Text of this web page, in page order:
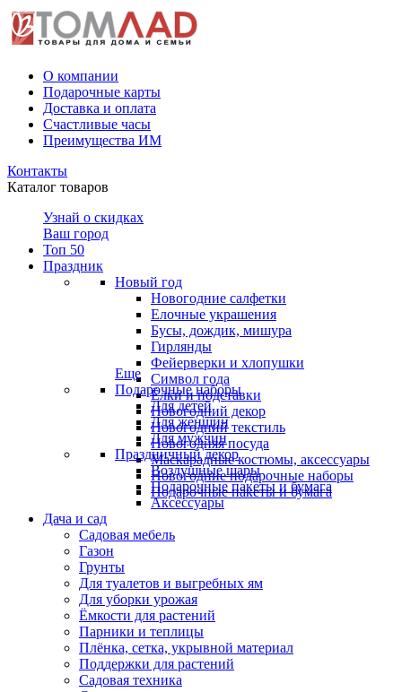
О компании
Подарочные карты
Доставка и оплата
Счастливые часы
Преимущества ИМ
Контакты
Каталог товаров
Узнай о скидках
Ваш город
Топ 50
Праздник
Новый год
Новогодние салфетки
Елочные украшения
Бусы, дождик, мишура
Гирлянды
Фейерверки и хлопушки
Символ года
Ёлки и подставки
Новогодний декор
Новогодний текстиль
Новогодняя посуда
Маскарадные костюмы, аксессуары
Новогодние подарочные наборы
Подарочные пакеты и бумага
Еще
Подарочные наборы
Для детей
Для женщин
Для мужчин
Праздничный декор
Воздушные шары
Подарочные пакеты и бумага
Аксессуары
Дача и сад
Садовая мебель
Газон
Грунты
Для туалетов и выгребных ям
Для уборки урожая
Ёмкости для растений
Парники и теплицы
Плёнка, сетка, укрывной материал
Поддержки для растений
Садовая техника